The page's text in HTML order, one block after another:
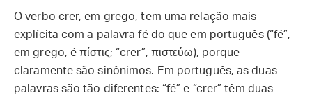
O verbo crer, em grego, tem uma relação mais
explícita com a palavra fé do que em português (“fé”,
em grego, é πίστις; “crer”, πιστεύω), porque
claramente são sinônimos. Em português, as duas
palavras são tão diferentes: “fé” e “crer” têm duas